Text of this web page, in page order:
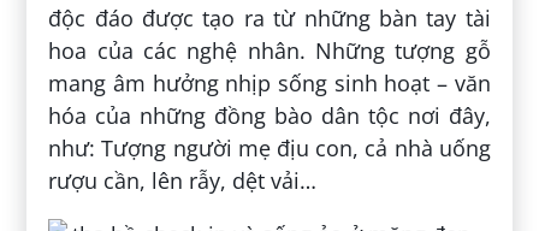
độc đáo được tạo ra từ những bàn tay tài
hoa của các nghệ nhân. Những tượng gỗ
mang âm hưởng nhịp sống sinh hoạt – văn
hóa của những đồng bào dân tộc nơi đây,
như: Tượng người mẹ địu con, cả nhà uống
rượu cần, lên rẫy, dệt vải…